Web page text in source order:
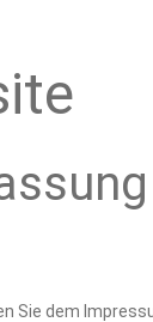
Sie dem